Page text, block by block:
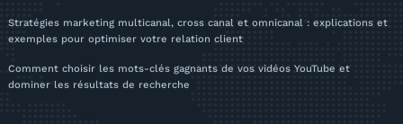
Stratégies marketing multicanal, cross canal et omnicanal : explications et
exemples pour optimiser votre relation client
Comment choisir les mots-clés gagnants de vos vidéos YouTube et
dominer les résultats de recherche